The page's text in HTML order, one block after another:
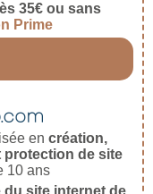
35€ ou sans
Prime
en création,
protection de site
10 ans